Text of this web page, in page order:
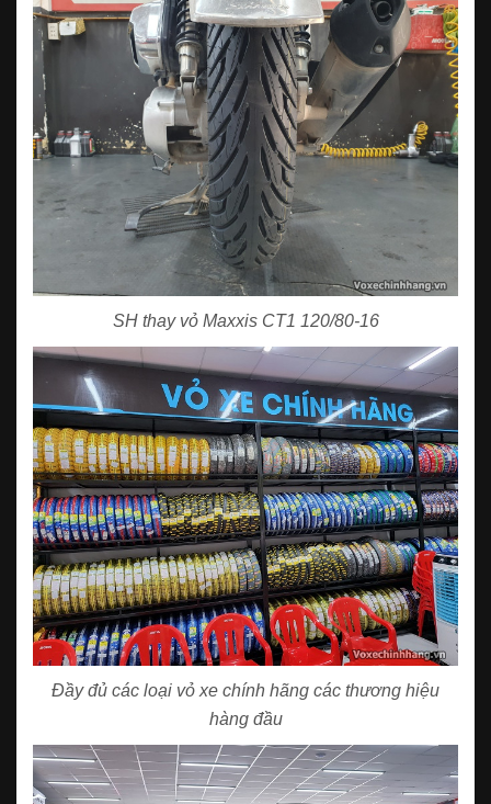
SH thay vỏ Maxxis CT1 120/80-16
Đầy đủ các loại vỏ xe chính hãng các thương hiệu
hàng đầu